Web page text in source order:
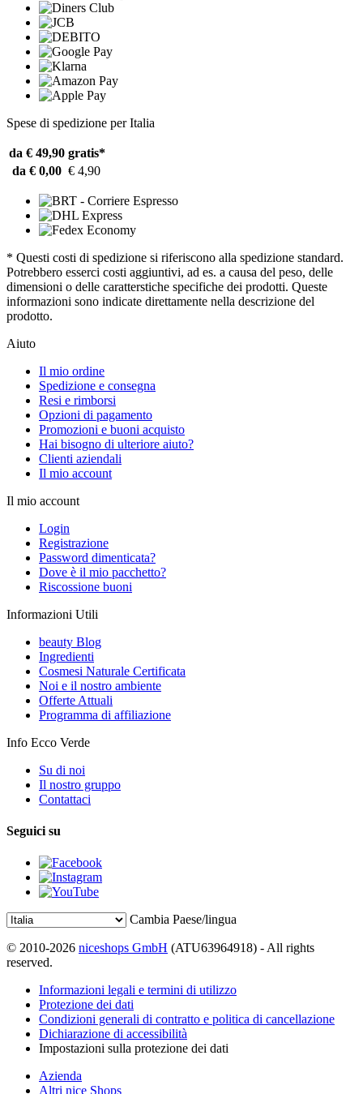
Spese di spedizione per Italia
da € 49,90 gratis*
da € 0,00 € 4,90
* Questi costi di spedizione si riferiscono alla spedizione standard.
Potrebbero esserci costi aggiuntivi, ad es. a causa del peso, delle
dimensioni o delle caratterstiche specifiche dei prodotti. Queste
informazioni sono indicate direttamente nella descrizione del
prodotto.
Aiuto
Il mio ordine
Spedizione e consegna
Resi e rimborsi
Opzioni di pagamento
Promozioni e buoni acquisto
Hai bisogno di ulteriore aiuto?
Clienti aziendali
Il mio account
Il mio account
Login
Registrazione
Password dimenticata?
Dove è il mio pacchetto?
Riscossione buoni
Informazioni Utili
beauty Blog
Ingredienti
Cosmesi Naturale Certificata
Noi e il nostro ambiente
Offerte Attuali
Programma di affiliazione
Info Ecco Verde
Su di noi
Il nostro gruppo
Contattaci
Seguici su
Cambia Paese/lingua
© 2010-2026 niceshops GmbH (ATU63964918) - All rights
reserved.
Informazioni legali e termini di utilizzo
Protezione dei dati
Condizioni generali di contratto e politica di cancellazione
Dichiarazione di accessibilità
Impostazioni sulla protezione dei dati
Azienda
Altri nice Shops